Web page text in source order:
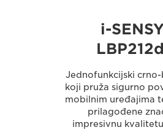
i-
Jednofunkcijski
koji pruža sigurno
mobilnim uređajima
prilagođene
impresivnu